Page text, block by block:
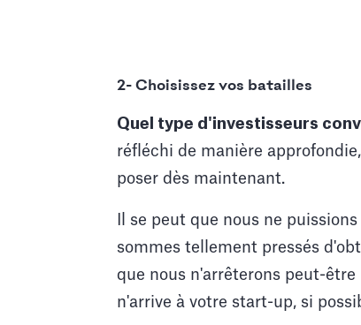
2- Choisissez vos batailles
Quel type d'investisseurs
réfléchi de manière
poser dès maintenant.
Il se peut que nous ne
sommes tellement pressés
que nous n'arrêterons peut-
n'arrive à votre start-up, si